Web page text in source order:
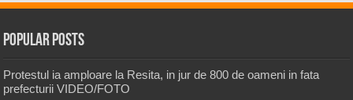
Popular Posts
Protestul ia amploare la Resita, in jur de 800 de oameni in fata
prefecturii VIDEO/FOTO